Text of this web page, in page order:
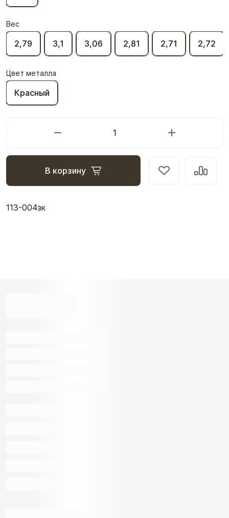
Вес
2,79 3,1 3,06 2,81 2,71 2,72
Цвет металла
Красный
В корзину
113-004зк